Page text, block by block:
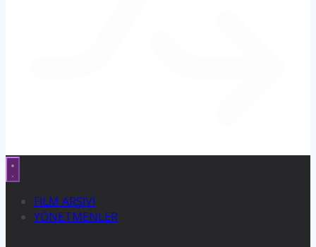
FİLM ARŞİVİ
YÖNETMENLER